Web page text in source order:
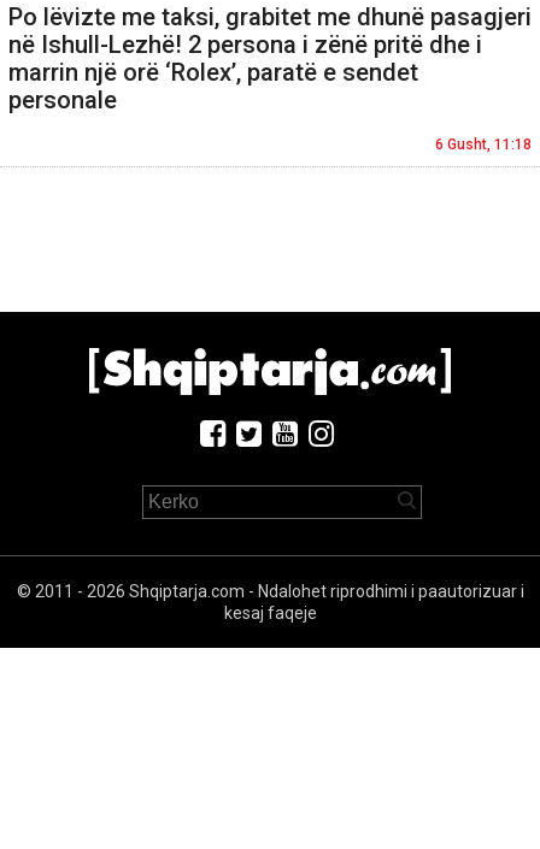
Po lëvizte me taksi, grabitet me dhunë pasagjeri
në Ishull-Lezhë! 2 persona i zënë pritë dhe i
marrin një orë ‘Rolex’, paratë e sendet
personale
6 Gusht, 11:18
© 2011 - 2026 Shqiptarja.com - Ndalohet riprodhimi i paautorizuar i
kesaj faqeje